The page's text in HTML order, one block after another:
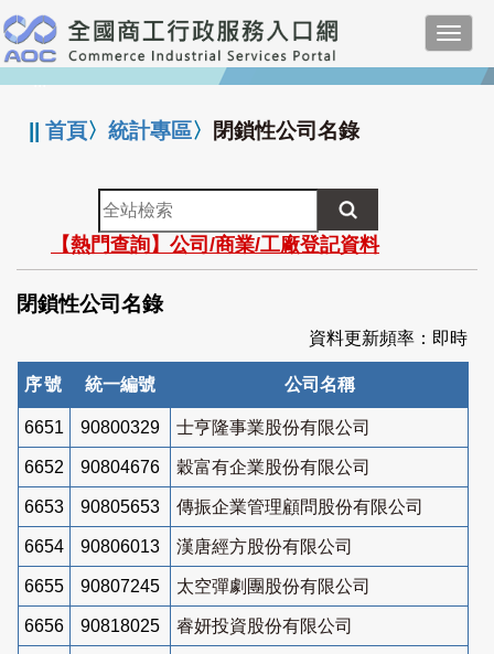
跳
到
主
要
:::
||首頁〉統計專區〉 閉鎖性公司名錄
全
站
檢
索
【熱門查詢】公司/商業/工廠登記資料
閉鎖性公司名錄
資料更新頻率：即時
序號 統一編號 公司名稱
6651 90800329 士亨隆事業股份有限公司
6652 90804676 穀富有企業股份有限公司
6653 90805653 傳振企業管理顧問股份有限公司
6654 90806013 漢唐經方股份有限公司
6655 90807245 太空彈劇團股份有限公司
6656 90818025 睿妍投資股份有限公司